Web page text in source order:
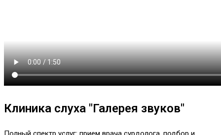
Клиника слуха "Галерея звуков"